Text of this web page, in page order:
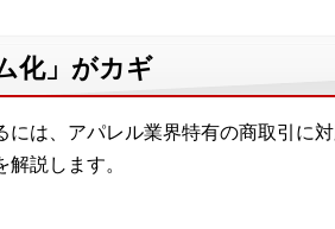
化」がカギ
には、アパレル業界特有の商取引に
説します。